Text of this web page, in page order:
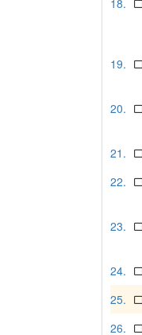
18.
19.
20.
21.
22.
23.
24.
25.
26.